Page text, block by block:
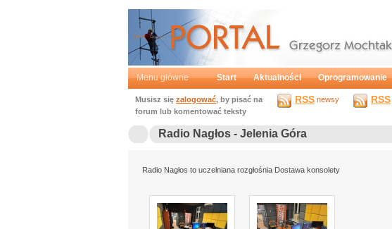
Portal Grzegorz Mochtak
Menu główne Start Aktualności Oprogramowanie
RSS newsy RSS
Musisz się zalogować, by pisać na
forum lub komentować teksty
Radio Nagłos - Jelenia Góra
Radio Nagłos to uczelniana rozgłośnia Dostawa konsolety